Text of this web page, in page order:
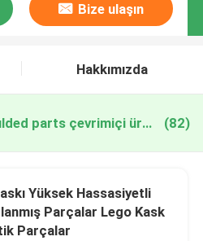
Bize ulaşın
Hakkımızda
high precision moulded parts çevrimiçi üretim (82)
Yüksek Hassasiyetli
Parçalar Lego Kask
Parçalar